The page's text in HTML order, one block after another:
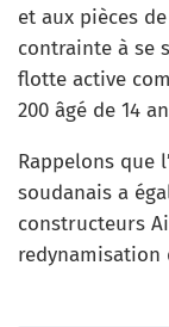
et aux pièces
contrainte à se
flotte active
200 âgé de 14
Rappelons que
soudanais a
constructeurs
redynamisation